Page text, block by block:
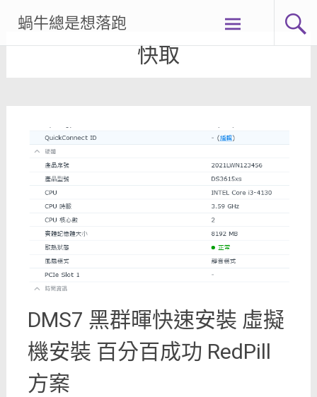
content
蝸牛總是想落跑
快取
DMS7 黑群暉快速安裝 虛擬
機安裝 百分百成功 RedPill
方案